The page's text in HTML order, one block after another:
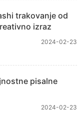
trakovanje od
izraz
2024-02-23
pisalne
2024-02-23